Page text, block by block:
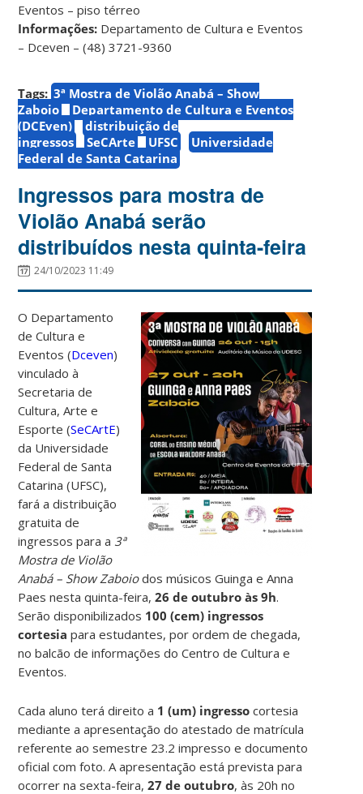
Eventos – piso térreo
Informações: Departamento de Cultura e Eventos
– Dceven – (48) 3721-9360
Tags: 3ª Mostra de Violão Anabá – Show
Zaboio
Departamento de Cultura e Eventos
(DCEven)
distribuição de
ingressos
SeCArte UFSC
Universidade
Federal de Santa Catarina
Ingressos para mostra de
Violão Anabá serão
distribuídos nesta quinta-feira
24/10/2023 11:49
O Departamento
de Cultura e
Eventos (Dceven)
vinculado à
Secretaria de
Cultura, Arte e
Esporte (SeCArtE)
da Universidade
Federal de Santa
Catarina (UFSC),
fará a distribuição
gratuita de
ingressos para a 3ª
Mostra de Violão
Anabá – Show Zaboiodos músicos Guinga e Anna
Paes nesta quinta-feira,26 de outubro às 9h.
Serão disponibilizados 100 (cem) ingressos
cortesia para estudantes, por ordem de chegada,
no balcão de informações do Centro de Cultura e
Eventos.
Cada aluno terá direito a 1 (um) ingresso cortesia
mediante a apresentação do atestado de matrícula
referente ao semestre 23.2 impresso e documento
oficial com foto. A apresentação está prevista para
ocorrer na sexta-feira,27 de outubro, às 20h no